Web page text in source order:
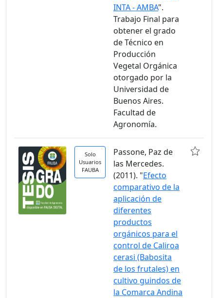
INTA - AMBA".
Trabajo Final para
obtener el grado
de Técnico en
Producción
Vegetal Orgánica
otorgado por la
Universidad de
Buenos Aires.
Facultad de
Agronomía.
Solo
Usuarios
FAUBA
Passone, Paz de
las Mercedes.
(2011). "Efecto
comparativo de la
aplicación de
diferentes
productos
orgánicos para el
control de Caliroa
cerasi (Babosita
de los frutales) en
cultivo guindos de
la Comarca Andina